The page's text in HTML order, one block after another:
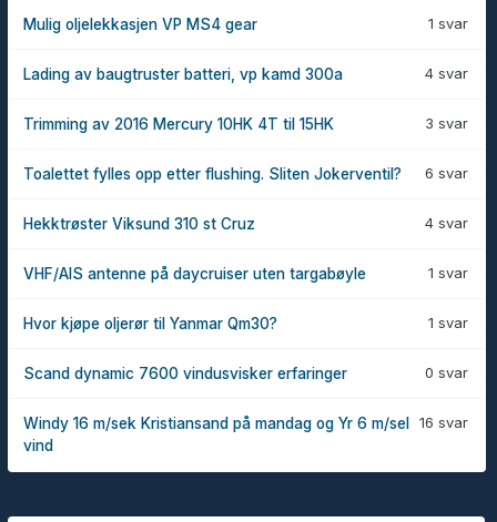
1 svar
Mulig oljelekkasjen VP MS4 gear
4 svar
Lading av baugtruster batteri, vp kamd 300a
3 svar
Trimming av 2016 Mercury 10HK 4T til 15HK
6 svar
Toalettet fylles opp etter flushing. Sliten Jokerventil?
4 svar
Hekktrøster Viksund 310 st Cruz
1 svar
VHF/AIS antenne på daycruiser uten targabøyle
1 svar
Hvor kjøpe oljerør til Yanmar Qm30?
0 svar
Scand dynamic 7600 vindusvisker erfaringer
16 svar
Windy 16 m/sek Kristiansand på mandag og Yr 6 m/sel
vind